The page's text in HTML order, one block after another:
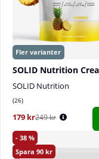
SOLID Nutrition
26
179 kr249 kr
38
90